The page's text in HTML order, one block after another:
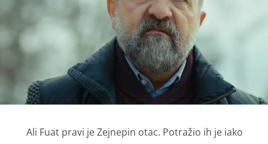
Ali Fuat pravi je Zejnepin otac. Potražio ih je iako